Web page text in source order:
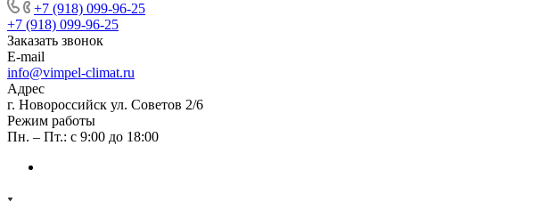
+7 (918) 099-96-25
+7 (918) 099-96-25
Заказать звонок
E-mail
info@vimpel-climat.ru
Адрес
г. Новороссийск ул. Советов 2/6
Режим работы
Пн. – Пт.: с 9:00 до 18:00